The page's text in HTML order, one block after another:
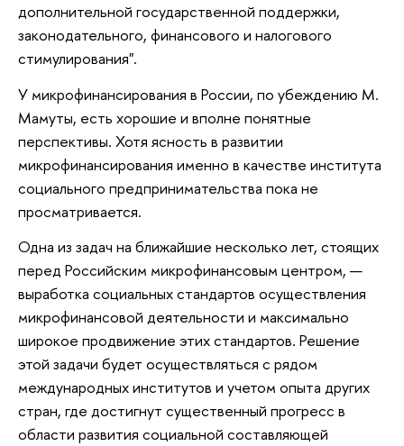
дополнительной государственной поддержки,
законодательного, финансового и налогового
стимулирования".
У микрофинансирования в России, по убеждению М.
Мамуты, есть хорошие и вполне понятные
перспективы. Хотя ясность в развитии
микрофинансирования именно в качестве института
социального предпринимательства пока не
просматривается.
Одна из задач на ближайшие несколько лет, стоящих
перед Российским микрофинансовым центром, —
выработка социальных стандартов осуществления
микрофинансовой деятельности и максимально
широкое продвижение этих стандартов. Решение
этой задачи будет осуществляться с рядом
международных институтов и учетом опыта других
стран, где достигнут существенный прогресс в
области развития социальной составляющей